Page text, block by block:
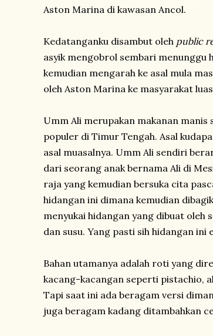
Aston Marina di kawasan Ancol.
Kedatanganku disambut oleh public
asyik mengobrol sembari menunggu
kemudian mengarah ke asal mula
oleh Aston Marina ke masyarakat
Umm Ali merupakan makanan
populer di Timur Tengah. Asal
asal muasalnya. Umm Ali sendiri
dari seorang anak bernama Ali di
raja yang kemudian bersuka cita
hidangan ini dimana kemudian
menyukai hidangan yang dibuat
dan susu. Yang pasti sih hidangan ini
Bahan utamanya adalah roti yang
kacang-kacangan seperti pistachio,
Tapi saat ini ada beragam versi
juga beragam kadang ditambahkan